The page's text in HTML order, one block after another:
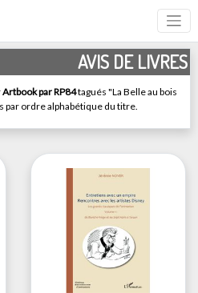
AVIS DE LIVRES
Artbook par RP84tagués "La Belle au bois
par ordre alphabétique du titre.